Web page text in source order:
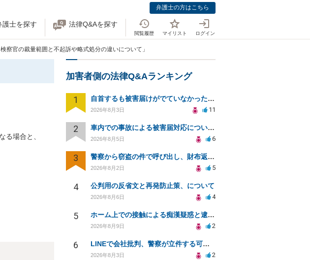
弁護士の方はこちら
護士を探す 法律Q&Aを探す
閲覧履歴 マイリスト ログイン
察官の裁量範囲と不起訴や略式処分の違いについて」
る場合と、
加害者側の法律Q&Aランキング
1 自首するも被害届けがでていなかった場合
2026年8月3日 11
2 車内での事故による被害届対応についての相談
2026年8月5日 6
3 警察から窃盗の件で呼び出し、財布返却で自首すべきか？
2026年8月2日 5
4 公判用の反省文と再発防止策、について
2026年8月6日 4
5 ホーム上での接触による痴漢疑惑と逮捕の可能性について
2026年8月9日 2
6 LINEで会社批判、警察が立件する可能性は？
2026年8月3日 2